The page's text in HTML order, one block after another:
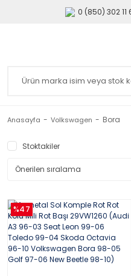
0 (850) 302 11
Anasayfa Volkswagen Bora
Stoktakiler
%47